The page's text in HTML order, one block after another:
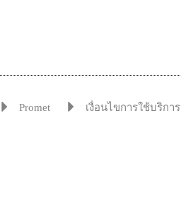
Promet เงื่อนไขการใช้บริการ